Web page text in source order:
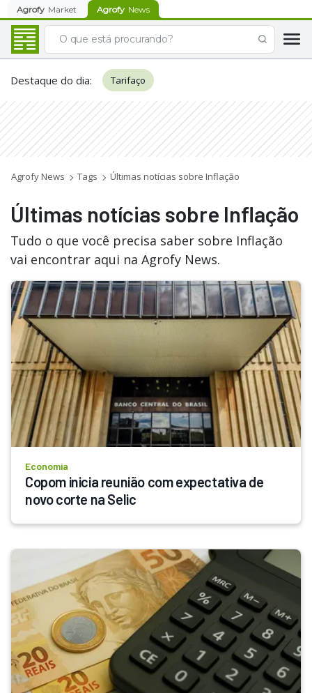
Agrofy Market Agrofy News
Destaque do dia: Tarifaço
Agrofy News Tags Últimas notícias sobre Inflação
Últimas notícias sobre Inflação
Tudo o que você precisa saber sobre Inflação
vai encontrar aqui na Agrofy News.
Economia
Copom inicia reunião com expectativa de
novo corte na Selic